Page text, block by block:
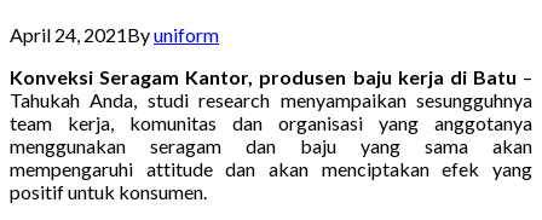
April 24, 2021Byuniform
Konveksi Seragam Kantor, produsen baju kerja di Batu –
Tahukah Anda, studi research menyampaikan sesungguhnya
team kerja, komunitas dan organisasi yang anggotanya
menggunakan seragam dan baju yang sama akan
mempengaruhi attitude dan akan menciptakan efek yang
positif untuk konsumen.